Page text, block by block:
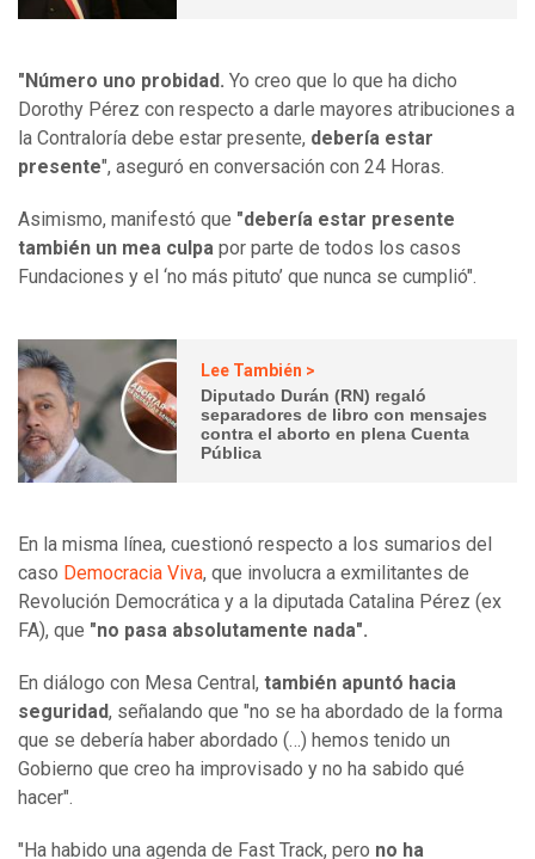
"Número uno probidad. Yo creo que lo que ha dicho
Dorothy Pérez con respecto a darle mayores atribuciones a
la Contraloría debe estar presente, debería estar
presente", aseguró en conversación con 24 Horas.
Asimismo, manifestó que "debería estar presente
también un mea culpa por parte de todos los casos
Fundaciones y el ‘no más pituto’ que nunca se cumplió".
Lee También >
Diputado Durán (RN) regaló
separadores de libro con mensajes
contra el aborto en plena Cuenta
Pública
En la misma línea, cuestionó respecto a los sumarios del
caso Democracia Viva, que involucra a exmilitantes de
Revolución Democrática y a la diputada Catalina Pérez (ex
FA), que "no pasa absolutamente nada".
En diálogo con Mesa Central, también apuntó hacia
seguridad, señalando que "no se ha abordado de la forma
que se debería haber abordado (…) hemos tenido un
Gobierno que creo ha improvisado y no ha sabido qué
hacer".
"Ha habido una agenda de Fast Track, pero no ha